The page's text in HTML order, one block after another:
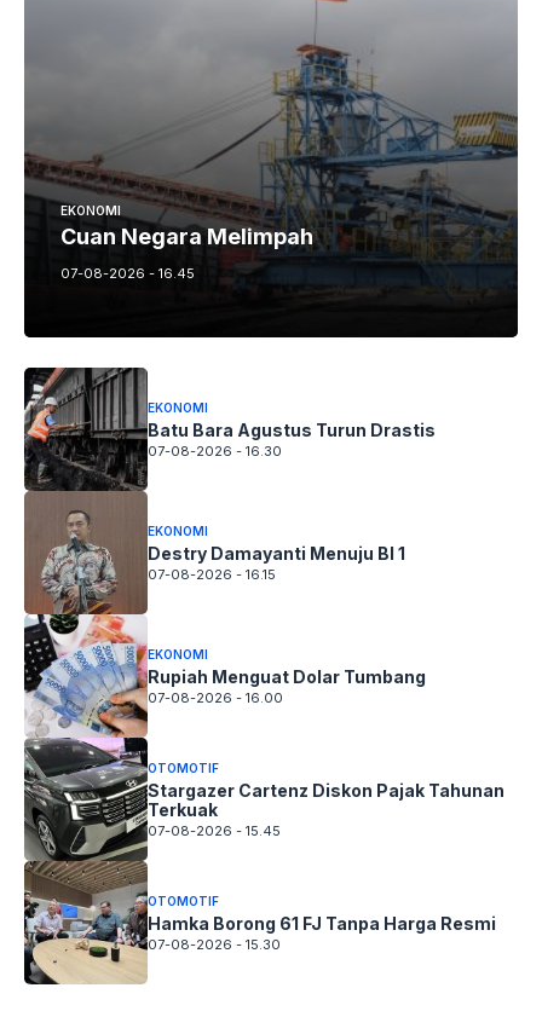
EKONOMI
Cuan Negara Melimpah
07-08-2026 - 16.45
EKONOMI
Batu Bara Agustus Turun Drastis
07-08-2026 - 16.30
EKONOMI
Destry Damayanti Menuju BI 1
07-08-2026 - 16.15
EKONOMI
Rupiah Menguat Dolar Tumbang
07-08-2026 - 16.00
OTOMOTIF
Stargazer Cartenz Diskon Pajak Tahunan
Terkuak
07-08-2026 - 15.45
OTOMOTIF
Hamka Borong 61 FJ Tanpa Harga Resmi
07-08-2026 - 15.30